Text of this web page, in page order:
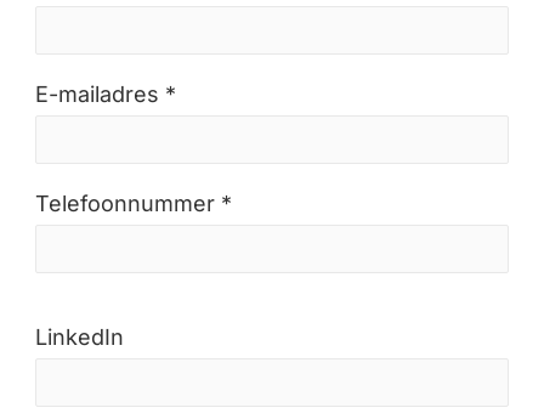
E-mailadres *
Telefoonnummer *
LinkedIn